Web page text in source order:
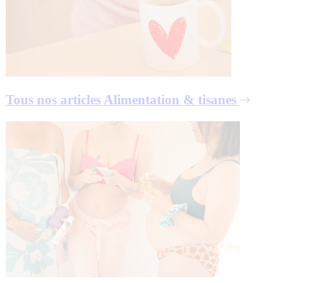
Tous nos articlesAlimentation & tisanes